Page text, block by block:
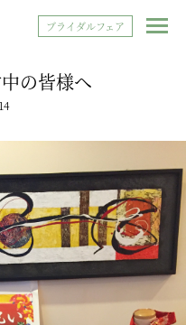
ブライダルフェア
の皆様へ